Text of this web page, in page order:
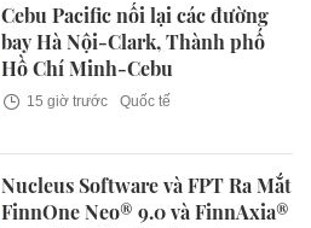
Cebu Pacific nối lại các đường
bay Hà Nội-Clark, Thành phố
Hồ Chí Minh-Cebu
15 giờ trước Quốc tế
Nucleus Software và FPT Ra Mắt
FinnOne Neo® 9.0 và FinnAxia®